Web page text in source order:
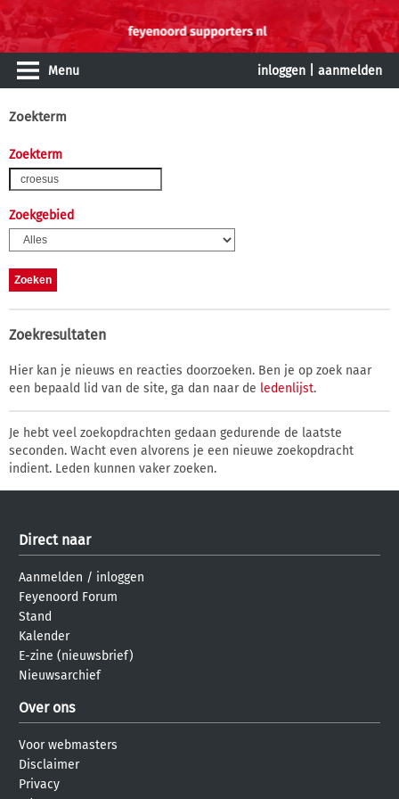
Menu inloggen aanmelden
Zoekterm
Zoekterm
Zoekgebied
Zoekresultaten
Hier kan je nieuws en reacties doorzoeken. Ben je op zoek naar
een bepaald lid van de site, ga dan naar de ledenlijst.
Je hebt veel zoekopdrachten gedaan gedurende de laatste
seconden. Wacht even alvorens je een nieuwe zoekopdracht
indient. Leden kunnen vaker zoeken.
Direct naar
Aanmelden / inloggen
Feyenoord Forum
Stand
Kalender
E-zine (nieuwsbrief)
Nieuwsarchief
Over ons
Voor webmasters
Disclaimer
Privacy